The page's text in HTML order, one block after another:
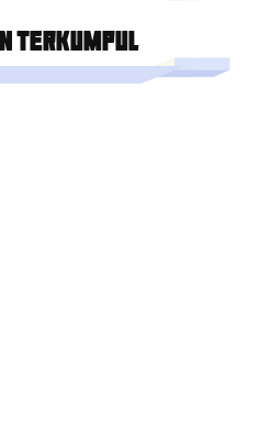
TERKUMPUL